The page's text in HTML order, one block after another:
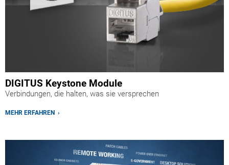
DIGITUS Keystone Module
Verbindungen, die halten, was sie versprechen
MEHR ERFAHREN ›